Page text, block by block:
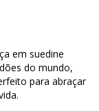
em suedine
do mundo,
para abraçar